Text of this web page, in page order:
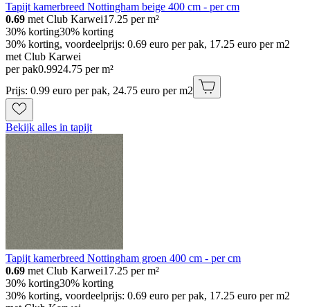
Tapijt kamerbreed Nottingham beige 400 cm - per cm
0.69 met Club Karwei17.25 per m²
30% korting30% korting
30% korting, voordeelprijs: 0.69 euro per pak, 17.25 euro per m2
met Club Karwei
per pak0.9924.75 per m²
Prijs: 0.99 euro per pak, 24.75 euro per m2
Bekijk alles in tapijt
Tapijt kamerbreed Nottingham groen 400 cm - per cm
0.69 met Club Karwei17.25 per m²
30% korting30% korting
30% korting, voordeelprijs: 0.69 euro per pak, 17.25 euro per m2